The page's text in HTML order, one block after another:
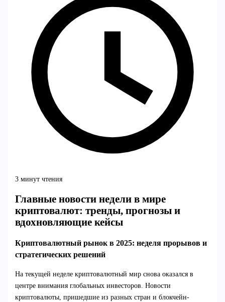
3 минут чтения
Главные новости недели в мире
криптовалют: тренды, прогнозы и
вдохновляющие кейсы
Криптовалютный рынок в 2025: неделя прорывов и
стратегических решений
На текущей неделе криптовалютный мир снова оказался в
центре внимания глобальных инвесторов. Новости
криптовалюты, пришедшие из разных стран и блокчейн-